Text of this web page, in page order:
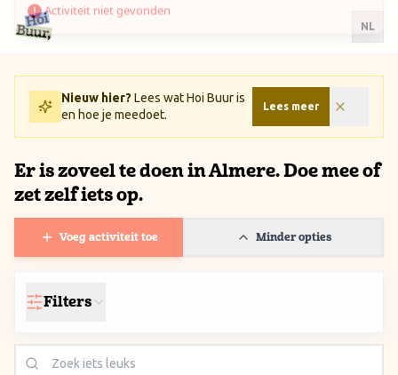
Ga naar inhoud / Skip to content
NL
Nieuw hier? Lees wat Hoi Buur is
en hoe je meedoet.
Lees meer
Er is zoveel te doen in Almere. Doe mee of
zet zelf iets op.
Voeg activiteit toe Minder opties
Filters